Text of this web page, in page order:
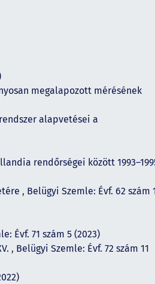
megalapozott mérésének
alapvetései a
rendőrségei között
, Belügyi Szemle: Évf. 62 szám
Évf. 71 szám 5 (2023)
, Belügyi Szemle: Évf. 72 szám 11